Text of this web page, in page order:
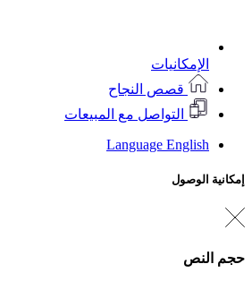
الإمكانيات
قصص النجاح
التواصل مع المبيعات
Language English
إمكانية الوصول
حجم النص